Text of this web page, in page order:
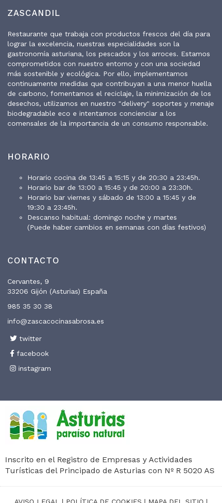
ZASCANDIL
Restaurante que trabaja con productos frescos del día para
lograr la excelencia, nuestras especialidades son la
gastronomía asturiana, los pescados y los arroces. Estamos
comprometidos con nuestro entorno y con una sociedad
más sostenible y ecológica. Por ello, implementamos
continuamente medidas que contribuyan a una menor huella
de carbono, fomentamos el reciclaje, la minimización de los
desechos, utilizamos en nuestro "delivery" soportes y menaje
biodegradable eco e intentamos concienciar a los
comensales de la importancia de un consumo responsable.
HORARIO
Horario cocina de 13:45 a 15:15 y de 20:30 a 23:45h.
Horario bar de 13:00 a 15:45 y de 20:00 a 23:30h.
Horario bar viernes y sábado de 13:00 a 15:45 y de
19:30 a 23:45h.
Descanso habitual: domingo noche y martes
(Puede haber cambios en semanas con días festivos)
CONTACTO
Cervantes, 9
33206 Gijón (Asturias) España
985 35 30 38
info@zascacocinasabrosa.es
twitter
facebook
instagram
Inscrito en el Registro de Empresas y Actividades
Turísticas del Principado de Asturias con Nº R 5020 AS